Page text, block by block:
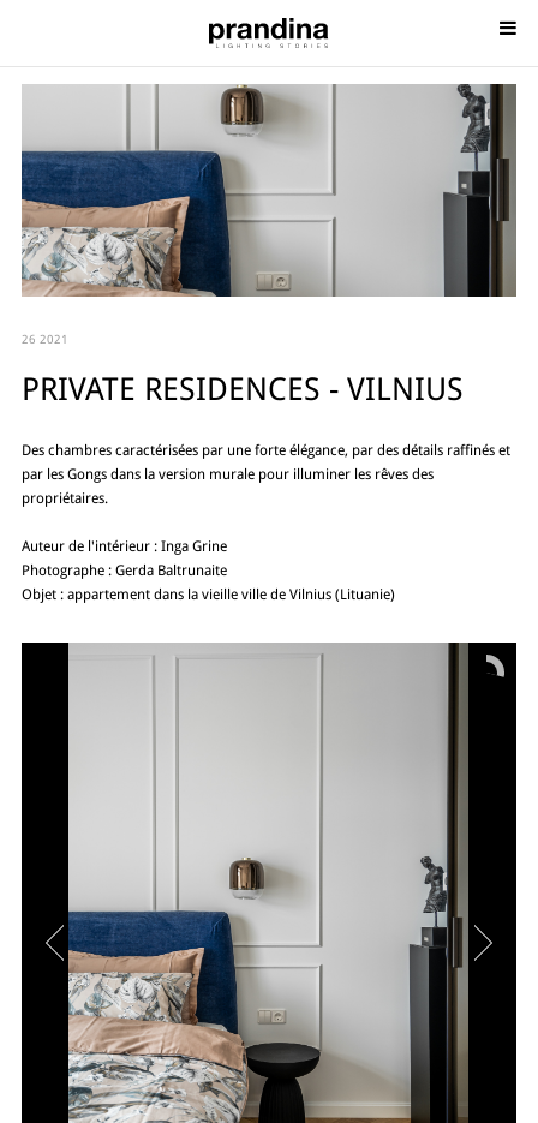
26 2021
PRIVATE RESIDENCES - VILNIUS
Des chambres caractérisées par une forte élégance, par des détails raffinés et
par les Gongs dans la version murale pour illuminer les rêves des
propriétaires.
Auteur de l'intérieur : Inga Grine
Photographe : Gerda Baltrunaite
Objet : appartement dans la vieille ville de Vilnius (Lituanie)